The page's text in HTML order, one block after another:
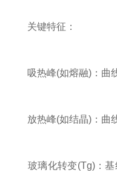
关键特征：
吸热峰(如熔融)：曲线
放热峰(如结晶)：曲线
玻璃化转变(Tg)：基